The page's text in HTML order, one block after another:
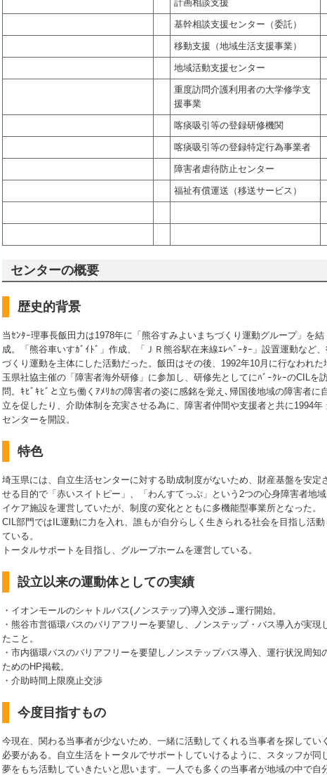
計画相談支援
基幹相談支援センター（委託）
移動支援（地域生活支援事業）
地域活動支援センター
重度訪問介護利用者の大学修学支
援事業
喀痰吸引等の登録研修機関
喀痰吸引等の登録特定行為事業者
障害者虐待防止センター
福祉有償運送（移送サービス）
センターの概要
歴史的背景
当ｾﾝﾀｰ理事長飯田力は1978年に「熊谷すみよいまちづくり運動グループ」を結
成。「熊谷車いすｶﾞｲﾄﾞ」作成、「ＪＲ熊谷駅在来線ｴﾚﾍﾞｰﾀｰ」設置運動など
づくり運動を主体にした活動だった。飯田はその後、1992年10月に行なわれた
玉県社協主催の「障害者海外研修」に参加し、研修先としてにﾊﾞｰｸﾚｰのCILを
問。ｷﾋﾞｷﾋﾞと立ち働くｱﾒﾘｶの障害者の姿に感銘を覚え､帰国後地域の障害者に
立を促したり、介助体制を充実させる為に、障害者仲間や支援者と共に1994年
センターを開設。
特色
埼玉県には、自立生活センターに対する助成制度がないため、財産基盤を安定
せる目的で「赤いスイトピー」、「わんすてっぷ」という2つの心身障害者地
イケア施設を運営していたが、制度の変化とともに多機能型事業所となった。
CIL部門ではIL運動に力を入れ、誰もが自分らしく生きられる社会を目指し活動
ている。
トータルサポートを目指し、グループホームを運営している。
設立以来の運動体としての実績
・イオンモールのシャトルバス(ノンステップ)導入交渉→運行開始。
・熊谷市営循環バスのバリアフリーを要望し、ノンステップ・バス導入が実現
たこと。
・市内循環バスのバリアフリーを要望しノンステップバス導入、運行状況周知
ためのHP掲載。
・介助時間上限廃止交渉
今度目指すもの
今現在、関わる当事者が少ないため、一緒に活動してくれる当事者を探してい
必要がある。自立生活をトータルでサポートしていけるように、スタッフが同
夢をもち活動していきたいと思います。一人でも多くの当事者が地域の中で自